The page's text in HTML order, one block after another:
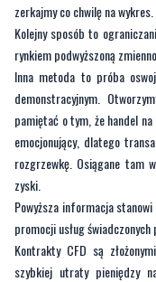
zerkajmy co chwilę na wykres.
Kolejny sposób to
rynkiem podwyższoną
Inna metoda to próba
demonstracyjnym.
pamiętać o tym, że handel
emocjonujący, dlatego
rozgrzewkę. Osiągane tam
zyski.
Powyższa informacja
promocji usług świadczonych
Kontrakty CFD są
szybkiej utraty pieniędzy